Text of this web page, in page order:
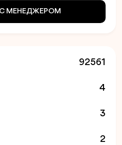
С МЕНЕДЖЕРОМ
92561
4
3
2